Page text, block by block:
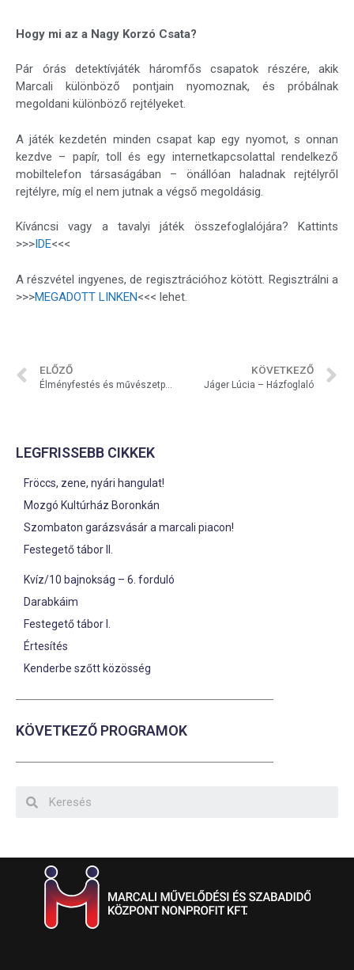
Hogy mi az a Nagy Korzó Csata?
Pár órás detektívjáték háromfős csapatok részére, akik
Marcali különböző pontjain nyomoznak, és próbálnak
megoldani különböző rejtélyeket.
A játék kezdetén minden csapat kap egy nyomot, s onnan
kezdve – papír, toll és egy internetkapcsolattal rendelkező
mobiltelefon társaságában – önállóan haladnak rejtélyről
rejtélyre, míg el nem jutnak a végső megoldásig.​
Kíváncsi vagy a tavalyi játék összefoglalójára? Kattints
>>> IDE<<<
A részvétel ingyenes, de regisztrációhoz kötött. Regisztrálni a
>>>MEGADOTT LINKEN<<< lehet.
ELŐZŐ
Élményfestés és művészetpedagógia a Kulturális Korzóban – Felhívás
KÖVETKEZŐ
Jáger Lúcia – Házfoglaló
LEGFRISSEBB CIKKEK
Fröccs, zene, nyári hangulat!
Mozgó Kultúrház Boronkán
Szombaton garázsvásár a marcali piacon!
Festegető tábor II.
Kvíz/10 bajnokság – 6. forduló
Darabkáim
Festegető tábor I.
Értesítés
Kenderbe szőtt közösség
KÖVETKEZŐ PROGRAMOK